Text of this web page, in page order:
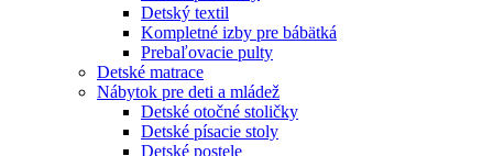
Detský textil
Kompletné izby pre bábätká
Prebaľovacie pulty
Detské matrace
Nábytok pre deti a mládež
Detské otočné stoličky
Detské písacie stoly
Detské postele